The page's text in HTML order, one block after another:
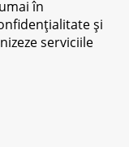
în
și
serviciile